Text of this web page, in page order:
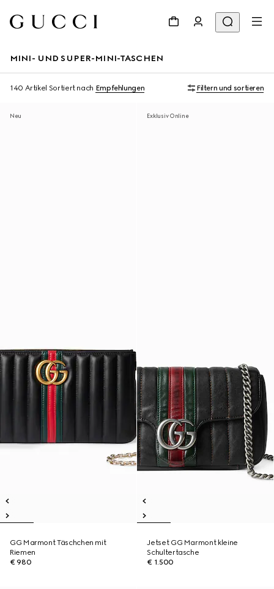
MINI- UND SUPER-MINI-TASCHEN
140 Artikel Sortiert nach Empfehlungen Filtern und sortieren
Neu
GG Marmont Täschchen mit
Riemen
€ 980
Exklusiv Online
Jetset GG Marmont kleine
Schultertasche
€ 1.500